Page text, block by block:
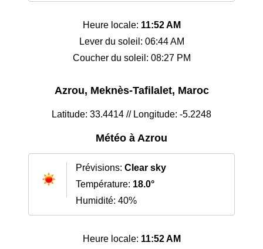
Heure locale: 11:52 AM
Lever du soleil: 06:44 AM
Coucher du soleil: 08:27 PM
Azrou, Meknès-Tafilalet, Maroc
Latitude: 33.4414 // Longitude: -5.2248
Météo à Azrou
Prévisions: Clear sky
Température: 18.0°
Humidité: 40%
Heure locale: 11:52 AM